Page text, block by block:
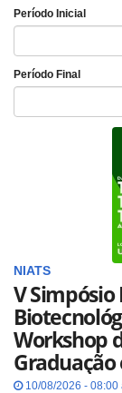
Período Inicial
Período Final
NIATS
V
Workshop
10/08/2026 - 08:00